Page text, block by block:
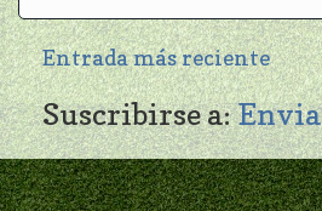
Entrada más reciente
Suscribirse a: